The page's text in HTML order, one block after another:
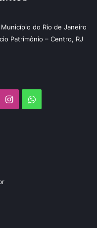
do Rio de Janeiro
Patrimônio – Centro, RJ
InstagramWhatsApp